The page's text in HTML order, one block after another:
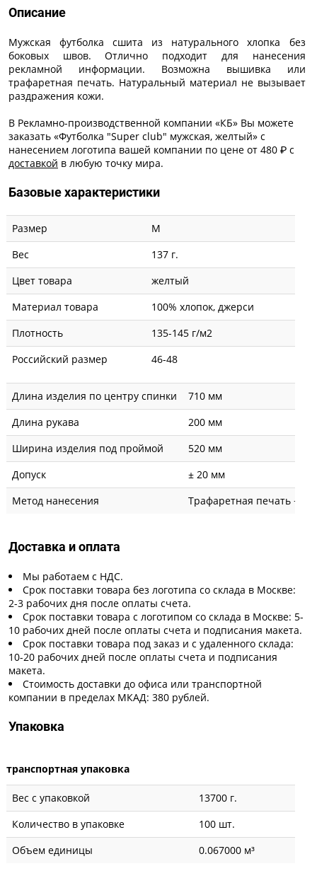
Описание
Мужская футболка сшита из натурального хлопка без
боковых швов. Отлично подходит для нанесения
рекламной информации. Возможна вышивка или
трафаретная печать. Натуральный материал не вызывает
раздражения кожи.
В Рекламно-производственной компании «КБ» Вы можете
заказать «Футболка "Super club" мужская, желтый» с
нанесением логотипа вашей компании по цене от 480 ₽ с
доставкой в любую точку мира.
Базовые характеристики
Размер
M
Вес
137 г.
Цвет товара
желтый
Материал товара
100% хлопок, джерси
Плотность
135-145 г/м2
Российский размер
46-48
Длина изделия по центру спинки
710 мм
Длина рукава
200 мм
Ширина изделия под проймой
520 мм
Допуск
± 20 мм
Метод нанесения
Трафаретная печать +
Доставка и оплата
Мы работаем с НДС.
Срок поставки товара без логотипа со склада в Москве:
2-3 рабочих дня после оплаты счета.
Срок поставки товара с логотипом со склада в Москве: 5-
10 рабочих дней после оплаты счета и подписания макета.
Срок поставки товара под заказ и с удаленного склада:
10-20 рабочих дней после оплаты счета и подписания
макета.
Стоимость доставки до офиса или транспортной
компании в пределах МКАД: 380 рублей.
Упаковка
транспортная упаковка
Вес с упаковкой
13700 г.
Количество в упаковке
100 шт.
Объем единицы
0.067000 м³